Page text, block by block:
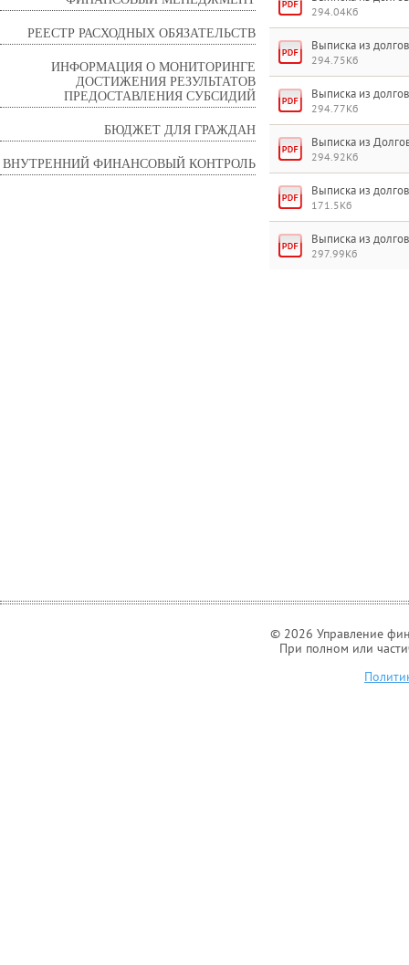
294.04Кб
Выписка из
294.75Кб
Выписка из
294.77Кб
Выписка из
294.92Кб
Выписка из
171.5Кб
Выписка из
297.99Кб
РЕЕСТР РАСХОДНЫХ ОБЯЗАТЕЛЬСТВ
ИНФОРМАЦИЯ О МОНИТОРИНГЕ
ДОСТИЖЕНИЯ РЕЗУЛЬТАТОВ
ПРЕДОСТАВЛЕНИЯ СУБСИДИЙ
БЮДЖЕТ ДЛЯ ГРАЖДАН
ВНУТРЕННИЙ ФИНАНСОВЫЙ КОНТРОЛЬ
© 2026 Управление
При полном или